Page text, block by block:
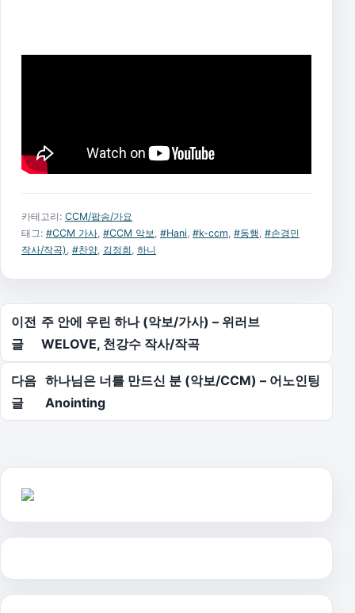
카테고리: CCM/팝송/가요
태그: #CCM 가사 #CCM 악보 #Hani #k-ccm #동행 #손경민
작사/작곡) #찬양 김정희 하니
글 탐색
이전
글
주 안에 우린 하나 (악보/가사) – 위러브
WELOVE, 천강수 작사/작곡
다음
글
하나님은 너를 만드신 분 (악보/CCM) – 어노인팅
Anointing